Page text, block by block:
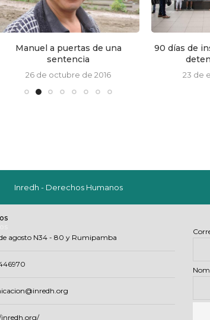
Manuel a puertas de una
sentencia
26 de octubre de 2016
90 días de
23 de
Inredh - Derechos Humanos
agosto N34 - 80 y Rumipamba